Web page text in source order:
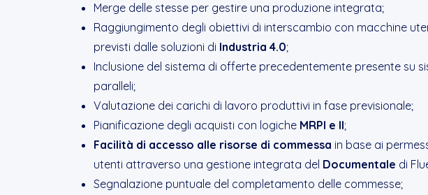
Merge delle stesse per gestire una produzione integrata;
Raggiungimento degli obiettivi di interscambio con macchine
previsti dalle soluzioni di Industria 4.0;
Inclusione del sistema di offerte precedentemente presente su
paralleli;
Valutazione dei carichi di lavoro produttivi in fase previsionale;
Pianificazione degli acquisti con logiche MRPI e II;
Facilità di accesso alle risorse di commessa in base ai
utenti attraverso una gestione integrata del Documentale di
Segnalazione puntuale del completamento delle commesse;